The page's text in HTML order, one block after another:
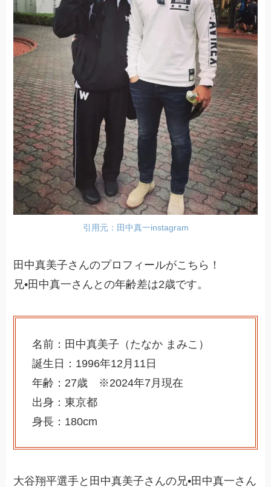
引用元：田中真一instagram
田中真美子さんのプロフィールがこちら！
兄•田中真一さんとの年齢差は2歳です。
名前：田中真美子（たなか まみこ）
誕生日：1996年12月11日
年齢：27歳 ※2024年7月現在
出身：東京都
身長：180cm
大谷翔平選手と田中真美子さんの兄•田中真一さん